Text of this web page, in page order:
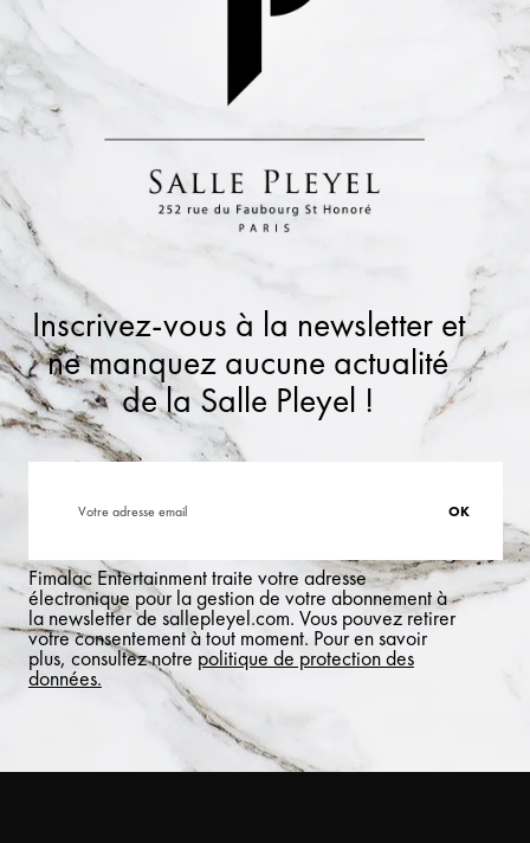
Inscrivez-vous à la newsletter et
ne manquez aucune actualité
de la Salle Pleyel !
Fimalac Entertainment traite votre adresse
électronique pour la gestion de votre abonnement à
la newsletter de sallepleyel.com. Vous pouvez retirer
votre consentement à tout moment. Pour en savoir
plus, consultez notre politique de protection des
données.